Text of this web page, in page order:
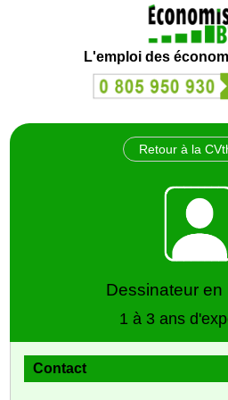
L'emploi des
Retour à la
Dessinateur en
1 à 3 ans
Contact